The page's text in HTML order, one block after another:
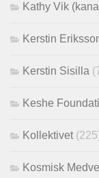
Kathy Vik
Kerstin
Kerstin Sisilla
Keshe
Kollektivet
Kosmisk